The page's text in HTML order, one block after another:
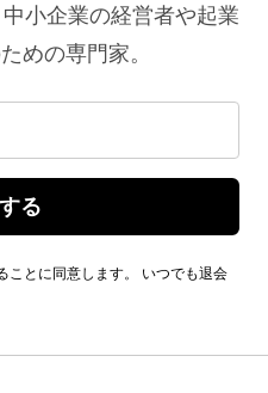
中小企業の経営者や起業
めの専門家。
ことに同意します。 いつでも退会